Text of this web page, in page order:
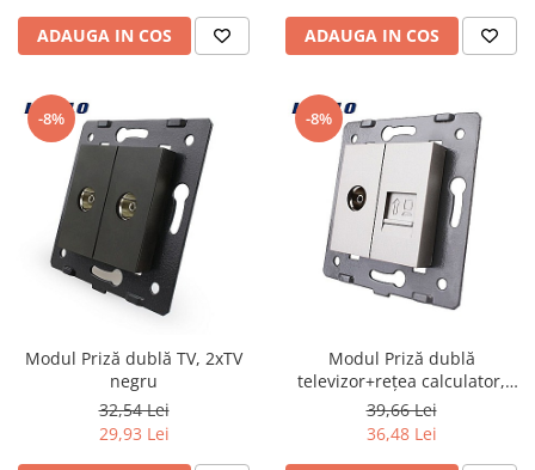
ADAUGA IN COS ADAUGA IN COS
-8%
Modul Priză dublă TV, 2xTV
negru
32,54 Lei
29,93 Lei
-8%
Modul Priză dublă
televizor+reţea calculator,
TV+RJ45 gri
39,66 Lei
36,48 Lei